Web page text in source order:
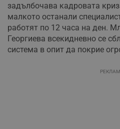
задълбочава кадровата
малкото останали
работят по 12 часа на ден.
Георгиева всекидневно се
система в опит да покрие